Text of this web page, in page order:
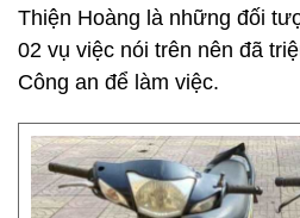
Thiện Hoàng là những đối
02 vụ việc nói trên nên đã
Công an để làm việc.